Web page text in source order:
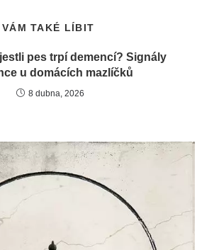
TAKÉ LÍBIT
pes trpí demencí? Signály
u domácích mazlíčků
8 dubna, 2026